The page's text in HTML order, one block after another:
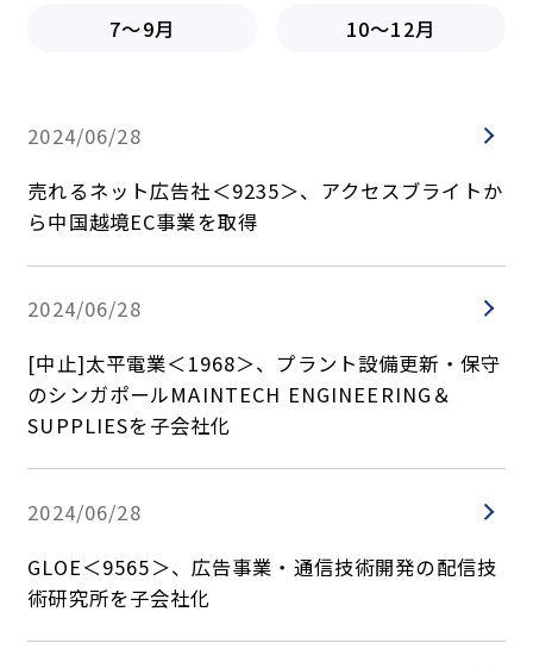
2023年
2020年
2018年
2017年
2016年
2015年
2013年
2012年
2009年
2008年
2007年
7～9月 10～12月
2024/06/28
売れるネット広告社＜9235＞、アクセスブライトか
ら中国越境EC事業を取得
2024/06/28
[中止]太平電業＜1968＞、プラント設備更新・保守
のシンガポールMAINTECH ENGINEERING＆
SUPPLIESを子会社化
2024/06/28
GLOE＜9565＞、広告事業・通信技術開発の配信技
術研究所を子会社化